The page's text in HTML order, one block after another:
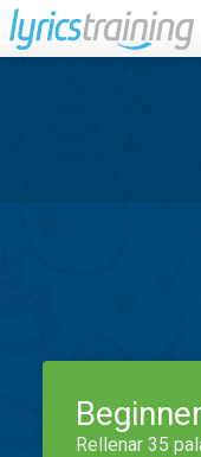
Beginner
Rellenar 35